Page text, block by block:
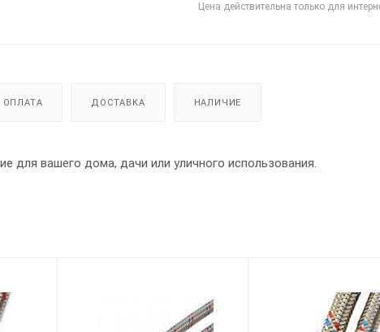
Цена действительна только для
ОПЛАТА ДОСТАВКА НАЛИЧИЕ
вашего дома, дачи или уличного использования.